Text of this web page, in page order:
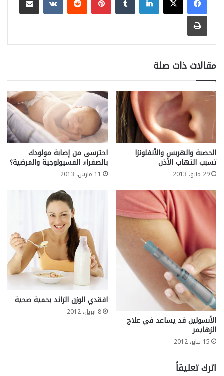
طباعة
مقالات ذات صلة
الحصبة والهربس والأنفلونزا
تسبب التهاب الأذن
29 مايو، 2013
احترسى من إصابة مولودك
بالصفراء الفسيولوجية والمرضية؟
11 مارس، 2013
الأنسولين قد يساعد في علاج
الزهايمر
15 يناير، 2012
افقدي الوزن الزائد بحمية صحية
8 أبريل، 2012
اترك تعليقاً